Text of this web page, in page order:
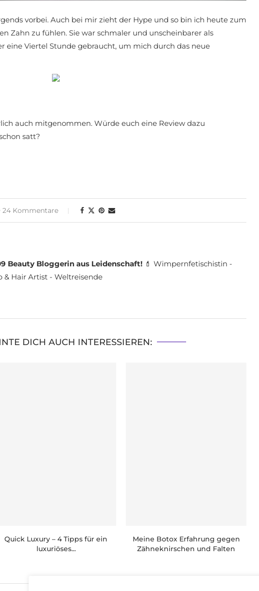
vorbei. Auch bei mir zieht der Hype und so bin ich heute zum
Zahn zu fühlen. Sie war schmaler und unscheinbarer als
eine Viertel Stunde gebraucht, um mich durch das neue
auch mitgenommen. Würde euch eine Review dazu
satt?
24 Kommentare
Beauty Bloggerin aus Leidenschaft! 💄 Wimpernfetischistin -
& Hair Artist - Weltreisende
DICH AUCH INTERESSIEREN:
Quick Luxury – 4 Tipps für ein
luxuriöses...
Meine Botox Erfahrung gegen
Zähneknirschen und Falten